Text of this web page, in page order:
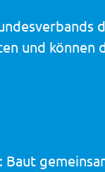
und können